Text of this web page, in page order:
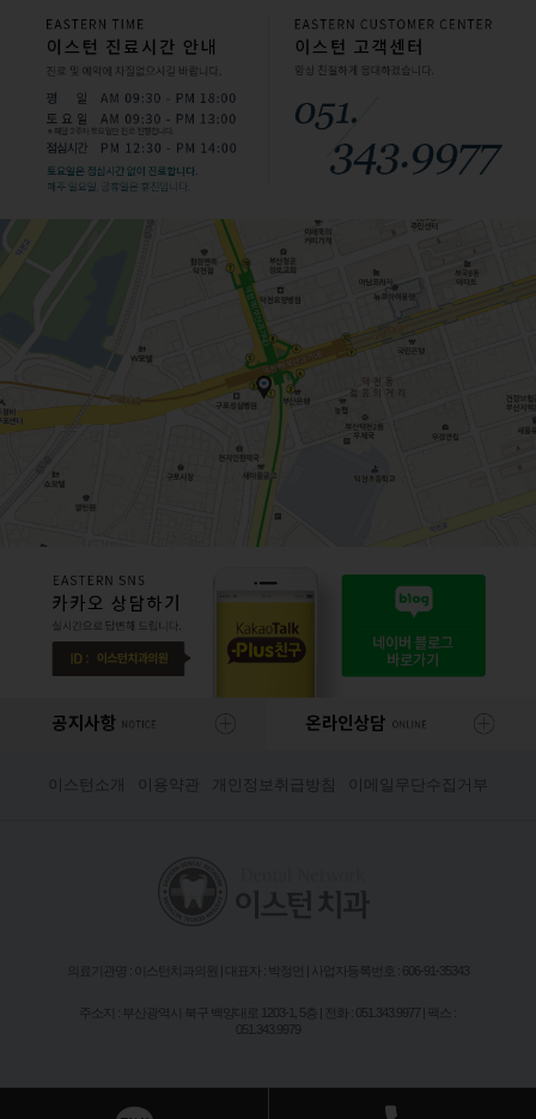
이스턴소개 이용약관 개인정보취급방침 이메일무단수집거부
의료기관명 : 이스턴치과의원 | 대표자 : 박정언 | 사업자등록번호 : 606-91-35343
주소지 : 부산광역시 북구 백양대로 1203-1, 5층 | 전화 : 051.343.9977 | 팩스 :
051.343.9979